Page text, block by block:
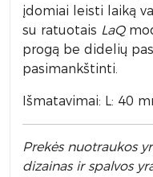
įdomiai leisti laiką
su ratuotais LaQ
progą be didelių
pasimankštinti.
Išmatavimai: L: 40
Prekės nuotraukos
dizainas ir spalvos